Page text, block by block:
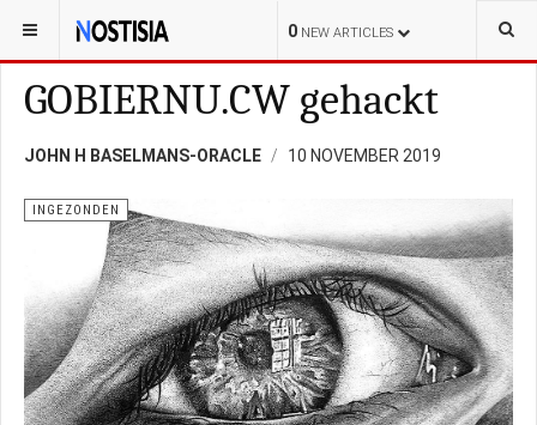
0 NEW ARTICLES
YOU ARE HERE: CURAÇAO POLITIEK
GOBIERNU.CW gehackt
JOHN H BASELMANS-ORACLE 10 NOVEMBER 2019
INGEZONDEN